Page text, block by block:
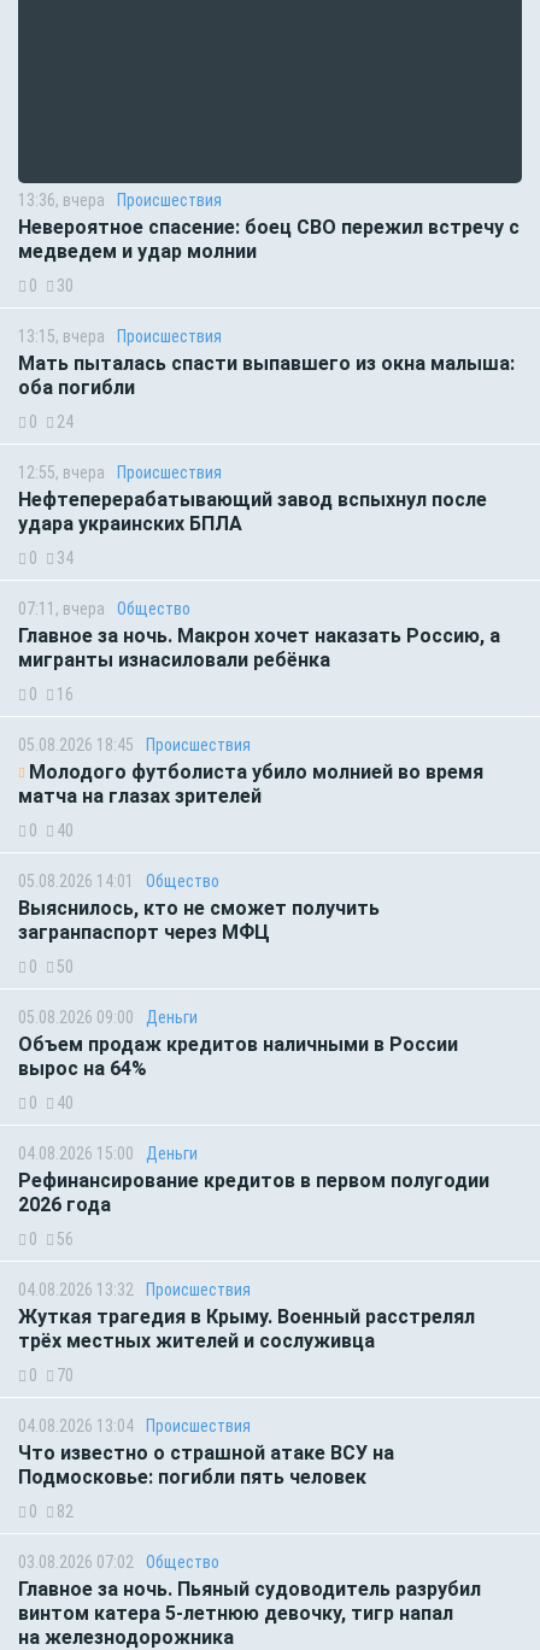
13:36, вчера Происшествия
Невероятное спасение: боец СВО пережил встречу с
медведем и удар молнии
0 30
13:15, вчера Происшествия
Мать пыталась спасти выпавшего из окна малыша:
оба погибли
0 24
12:55, вчера Происшествия
Нефтеперерабатывающий завод вспыхнул после
удара украинских БПЛА
0 34
07:11, вчера Общество
Главное за ночь. Макрон хочет наказать Россию, а
мигранты изнасиловали ребёнка
0 16
05.08.2026 18:45 Происшествия
Молодого футболиста убило молнией во время
матча на глазах зрителей
0 40
05.08.2026 14:01 Общество
Выяснилось, кто не сможет получить
загранпаспорт через МФЦ
0 50
05.08.2026 09:00 Деньги
Объем продаж кредитов наличными в России
вырос на 64%
0 40
04.08.2026 15:00 Деньги
Рефинансирование кредитов в первом полугодии
2026 года
0 56
04.08.2026 13:32 Происшествия
Жуткая трагедия в Крыму. Военный расстрелял
трёх местных жителей и сослуживца
0 70
04.08.2026 13:04 Происшествия
Что известно о страшной атаке ВСУ на
Подмосковье: погибли пять человек
0 82
03.08.2026 07:02 Общество
Главное за ночь. Пьяный судоводитель разрубил
винтом катера 5-летнюю девочку, тигр напал
на железнодорожника